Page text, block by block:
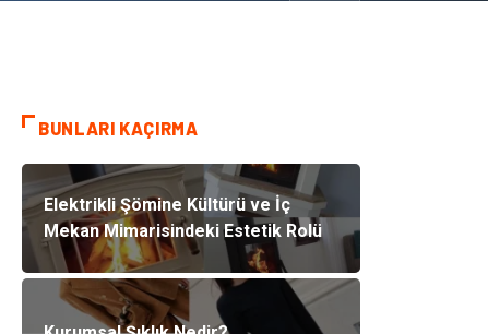
BUNLARI KAÇIRMA
Elektrikli Şömine Kültürü ve İç
Mekan Mimarisindeki Estetik Rolü